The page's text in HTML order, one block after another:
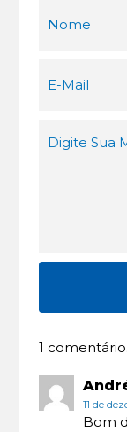
1 comentário.
11 de
Bom